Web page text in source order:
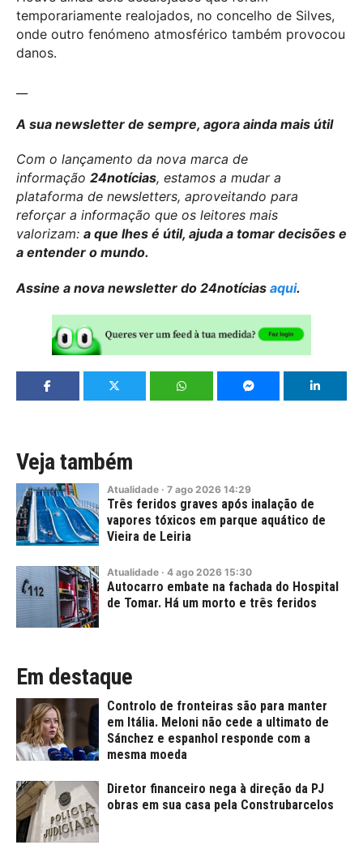
temporariamente realojados, no concelho de Silves,
onde outro fenómeno atmosférico também provocou
danos.
A sua newsletter de sempre, agora ainda mais útil
Com o lançamento da nova marca de
informação 24notícias, estamos a mudar a
plataforma de newsletters, aproveitando para
reforçar a informação que os leitores mais
valorizam: a que lhes é útil, ajuda a tomar decisões e
a entender o mundo.
Assine a nova newsletter do 24notícias aqui.
Veja também
Atualidade · 7 ago 2026 14:29
Três feridos graves após inalação de
vapores tóxicos em parque aquático de
Vieira de Leiria
Atualidade · 4 ago 2026 15:30
Autocarro embate na fachada do Hospital
de Tomar. Há um morto e três feridos
Em destaque
Controlo de fronteiras são para manter
em Itália. Meloni não cede a ultimato de
Sánchez e espanhol responde com a
mesma moeda
Diretor financeiro nega à direção da PJ
obras em sua casa pela Construbarcelos